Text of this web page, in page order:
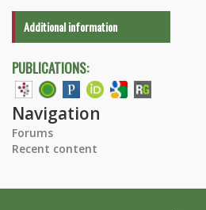
Additional information
PUBLICATIONS:
Navigation
Forums
Recent content